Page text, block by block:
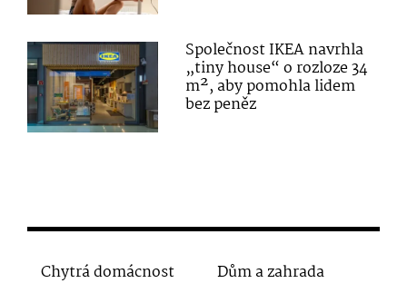
Společnost IKEA navrhla
„tiny house“ o rozloze 34
m², aby pomohla lidem
bez peněz
Chytrá domácnost
Dům a zahrada